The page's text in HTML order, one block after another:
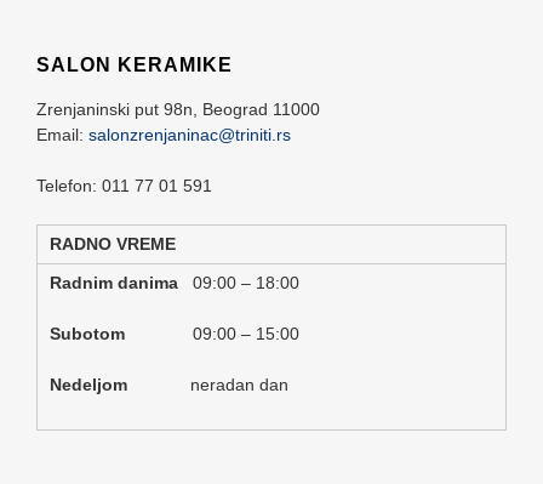
SALON KERAMIKE
Zrenjaninski put 98n, Beograd 11000
Email: salonzrenjaninac@triniti.rs
Telefon: 011 77 01 591
RADNO VREME
Radnim danima 09:00 – 18:00
Subotom 09:00 – 15:00
Nedeljom neradan dan